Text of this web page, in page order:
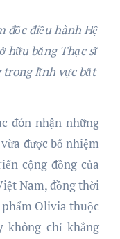
đốc điều hành Hệ
hữu bằng Thạc sĩ
trong lĩnh vực bất
đón nhận những
được bổ nhiệm
cộng đồng của
Nam, đồng thời
Olivia thuộc
không chỉ khẳng